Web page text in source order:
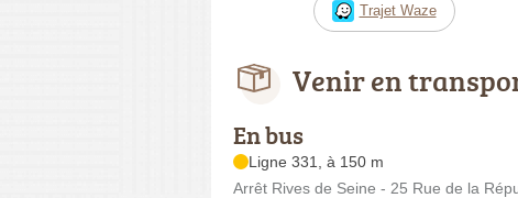
Trajet Waze
Venir en
En bus
Ligne 331, à 150 m
Arrêt Rives de Seine - 25 Rue de la